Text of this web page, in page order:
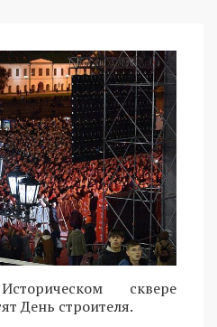
сквере
День строителя.